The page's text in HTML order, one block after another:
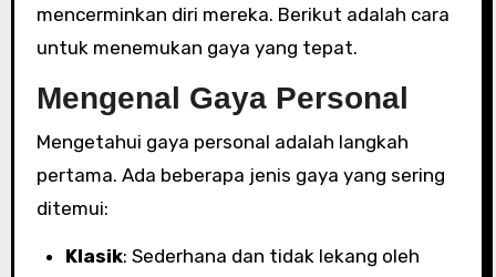
mencerminkan diri mereka. Berikut adalah cara
untuk menemukan gaya yang tepat.
Mengenal Gaya Personal
Mengetahui gaya personal adalah langkah
pertama. Ada beberapa jenis gaya yang sering
ditemui:
Klasik: Sederhana dan tidak lekang oleh